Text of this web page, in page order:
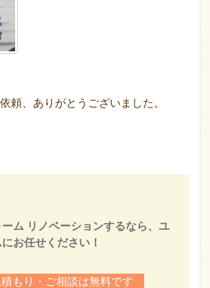
頼、ありがとうございました。
ム リノベーションするなら、ユ
お任せください！
もり・ご相談は無料です